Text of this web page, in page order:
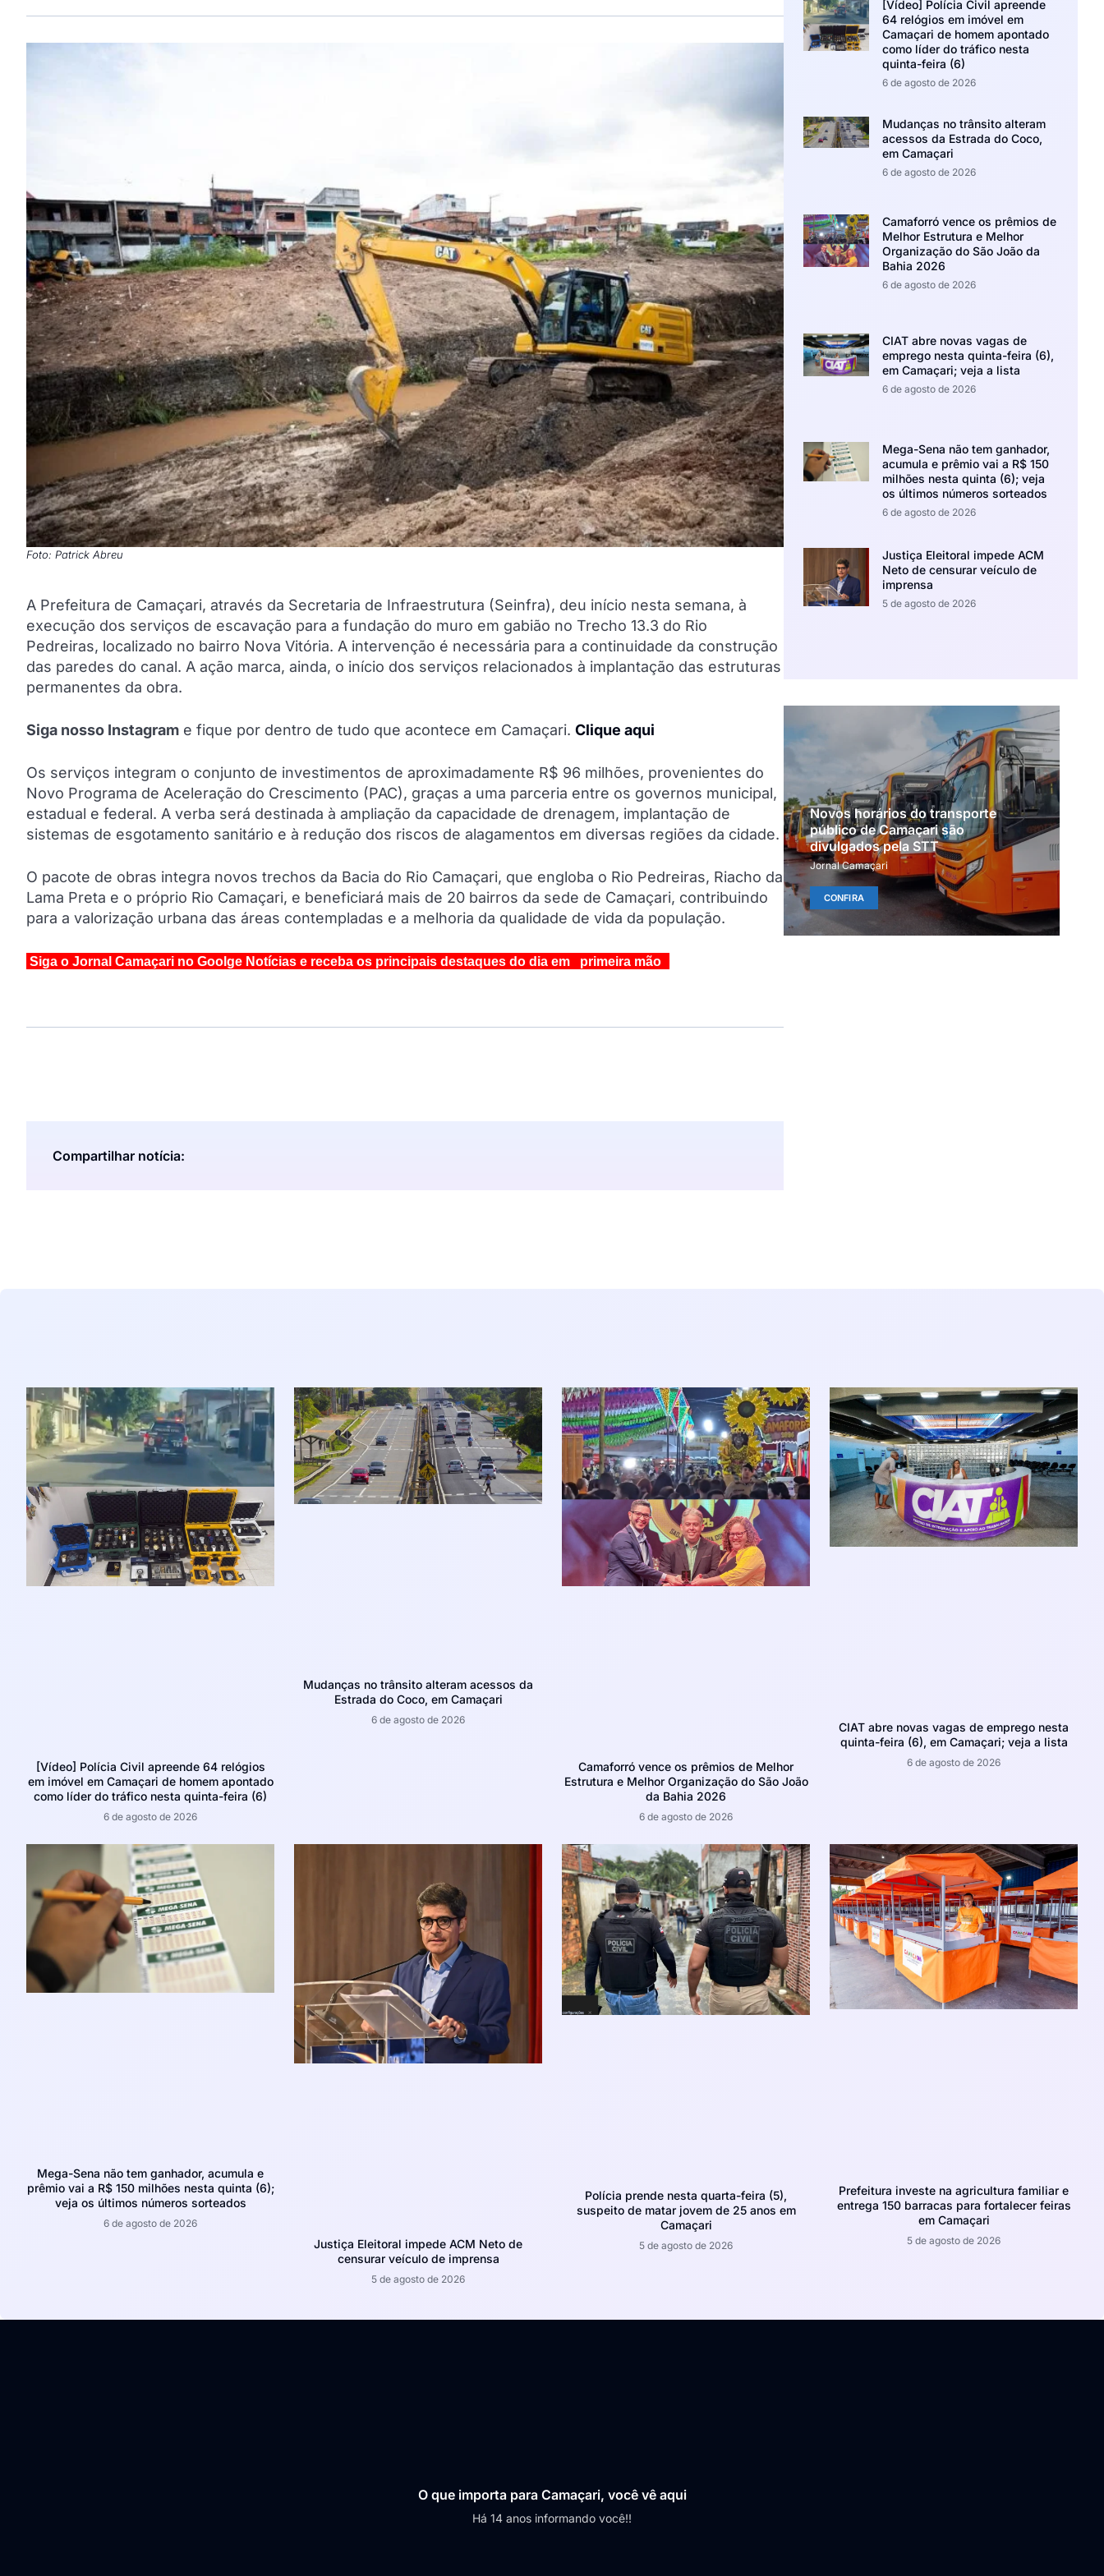
Foto: Patrick Abreu
A Prefeitura de Camaçari, através da Secretaria de Infraestrutura (Seinfra), deu início nesta semana, à
execução dos serviços de escavação para a fundação do muro em gabião no Trecho 13.3 do Rio
Pedreiras, localizado no bairro Nova Vitória. A intervenção é necessária para a continuidade da construção
das paredes do canal. A ação marca, ainda, o início dos serviços relacionados à implantação das estruturas
permanentes da obra.
Siga nosso Instagram e fique por dentro de tudo que acontece em Camaçari. Clique aqui
Os serviços integram o conjunto de investimentos de aproximadamente R$ 96 milhões, provenientes do
Novo Programa de Aceleração do Crescimento (PAC), graças a uma parceria entre os governos municipal,
estadual e federal. A verba será destinada à ampliação da capacidade de drenagem, implantação de
sistemas de esgotamento sanitário e à redução dos riscos de alagamentos em diversas regiões da cidade.
O pacote de obras integra novos trechos da Bacia do Rio Camaçari, que engloba o Rio Pedreiras, Riacho da
Lama Preta e o próprio Rio Camaçari, e beneficiará mais de 20 bairros da sede de Camaçari, contribuindo
para a valorização urbana das áreas contempladas e a melhoria da qualidade de vida da população.
Siga o Jornal Camaçari no Goolge Notícias e receba os principais destaques do dia em primeira mão
Compartilhar notícia:
[Vídeo] Polícia Civil apreende
64 relógios em imóvel em
Camaçari de homem apontado
como líder do tráfico nesta
quinta-feira (6)
6 de agosto de 2026
Mudanças no trânsito alteram
acessos da Estrada do Coco,
em Camaçari
6 de agosto de 2026
Camaforró vence os prêmios de
Melhor Estrutura e Melhor
Organização do São João da
Bahia 2026
6 de agosto de 2026
CIAT abre novas vagas de
emprego nesta quinta-feira (6),
em Camaçari; veja a lista
6 de agosto de 2026
Mega-Sena não tem ganhador,
acumula e prêmio vai a R$ 150
milhões nesta quinta (6); veja
os últimos números sorteados
6 de agosto de 2026
Justiça Eleitoral impede ACM
Neto de censurar veículo de
imprensa
5 de agosto de 2026
Novos horários do transporte
público de Camaçari são
divulgados pela STT
Jornal Camaçari
CONFIRA
[Vídeo] Polícia Civil apreende 64 relógios
em imóvel em Camaçari de homem apontado
como líder do tráfico nesta quinta-feira (6)
6 de agosto de 2026
Mudanças no trânsito alteram acessos da
Estrada do Coco, em Camaçari
6 de agosto de 2026
Camaforró vence os prêmios de Melhor
Estrutura e Melhor Organização do São João
da Bahia 2026
6 de agosto de 2026
CIAT abre novas vagas de emprego nesta
quinta-feira (6), em Camaçari; veja a lista
6 de agosto de 2026
Mega-Sena não tem ganhador, acumula e
prêmio vai a R$ 150 milhões nesta quinta (6);
veja os últimos números sorteados
6 de agosto de 2026
Justiça Eleitoral impede ACM Neto de
censurar veículo de imprensa
5 de agosto de 2026
Polícia prende nesta quarta-feira (5),
suspeito de matar jovem de 25 anos em
Camaçari
5 de agosto de 2026
Prefeitura investe na agricultura familiar e
entrega 150 barracas para fortalecer feiras
em Camaçari
5 de agosto de 2026
O que importa para Camaçari, você vê aqui
Há 14 anos informando você!!